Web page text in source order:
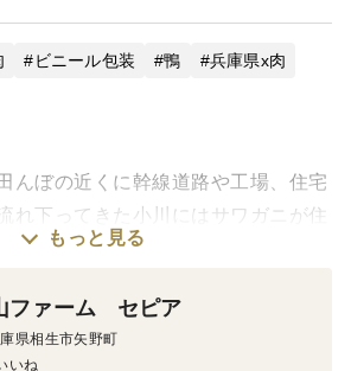
ビニール包装 鴨
兵庫県x肉
んぼの近くに幹線道路や工場、住宅
れ下ってきた小川にはサワガニが住
。
育ちと上質な肉質を目指して餌の
学肥料を一切使用せずに自家生産し
もっと見る
ファーム セピア
県相生市矢野町
いね